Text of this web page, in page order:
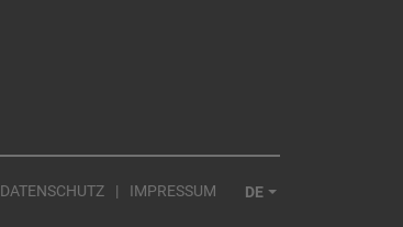
DATENSCHUTZ IMPRESSUM DE